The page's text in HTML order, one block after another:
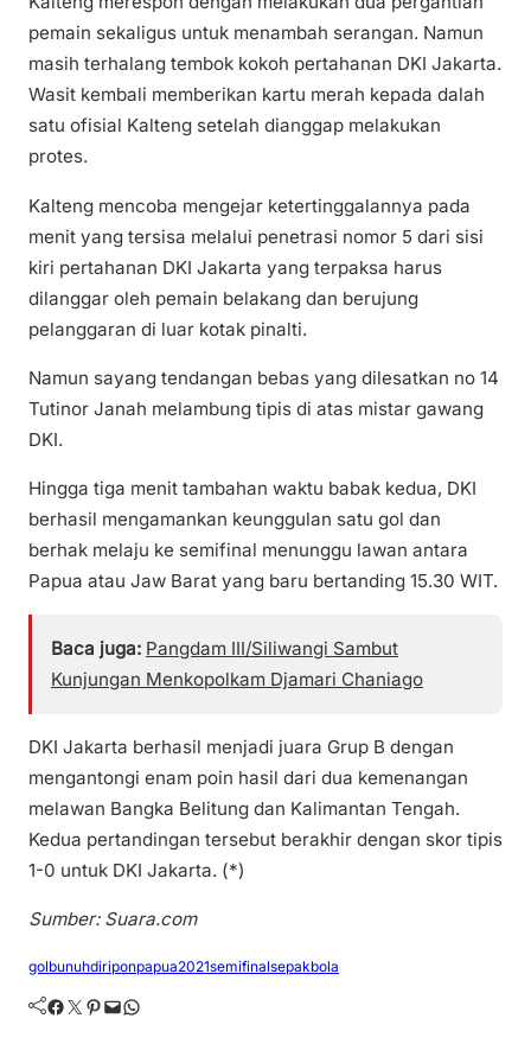
pemain sekaligus untuk menambah serangan. Namun
masih terhalang tembok kokoh pertahanan DKI Jakarta.
Wasit kembali memberikan kartu merah kepada dalah
satu ofisial Kalteng setelah dianggap melakukan
protes.
Kalteng mencoba mengejar ketertinggalannya pada
menit yang tersisa melalui penetrasi nomor 5 dari sisi
kiri pertahanan DKI Jakarta yang terpaksa harus
dilanggar oleh pemain belakang dan berujung
pelanggaran di luar kotak pinalti.
Namun sayang tendangan bebas yang dilesatkan no 14
Tutinor Janah melambung tipis di atas mistar gawang
DKI.
Hingga tiga menit tambahan waktu babak kedua, DKI
berhasil mengamankan keunggulan satu gol dan
berhak melaju ke semifinal menunggu lawan antara
Papua atau Jaw Barat yang baru bertanding 15.30 WIT.
Baca juga: Pangdam III/Siliwangi Sambut
Kunjungan Menkopolkam Djamari Chaniago
DKI Jakarta berhasil menjadi juara Grup B dengan
mengantongi enam poin hasil dari dua kemenangan
melawan Bangka Belitung dan Kalimantan Tengah.
Kedua pertandingan tersebut berakhir dengan skor tipis
1-0 untuk DKI Jakarta. (*)
Sumber: Suara.com
golbunuhdiriponpapua2021semifinalsepakbola
Facebook Twitter Pinterest Mail WhatsApp